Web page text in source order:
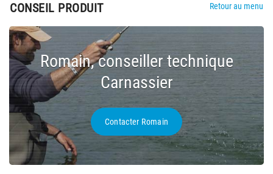
CONSEIL PRODUIT Retour au menu
Romain, conseiller technique
Carnassier
Contacter Romain